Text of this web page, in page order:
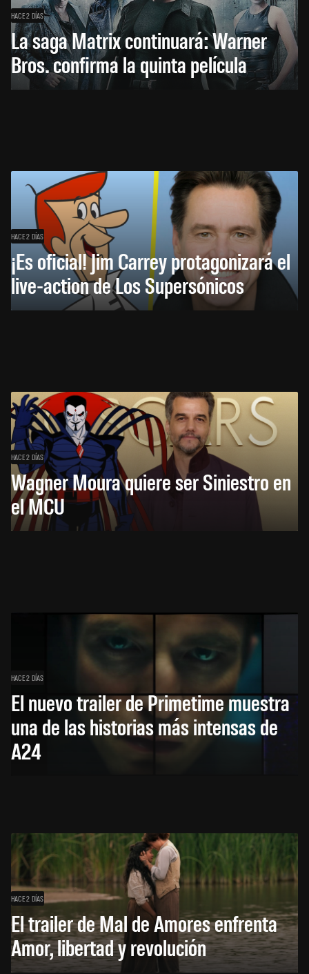
HACE 2 DÍAS
La saga Matrix continuará: Warner
Bros. confirma la quinta película
HACE 2 DÍAS
¡Es oficial! Jim Carrey protagonizará el
live-action de Los Supersónicos
HACE 2 DÍAS
Wagner Moura quiere ser Siniestro en
el MCU
HACE 2 DÍAS
El nuevo trailer de Primetime muestra
una de las historias más intensas de
A24
HACE 2 DÍAS
El trailer de Mal de Amores enfrenta
Amor, libertad y revolución